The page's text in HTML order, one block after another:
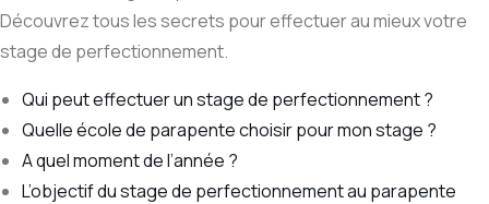
Découvrez tous les secrets pour effectuer au mieux votre
stage de perfectionnement.
Qui peut effectuer un stage de perfectionnement ?
Quelle école de parapente choisir pour mon stage ?
A quel moment de l’année ?
L’objectif du stage de perfectionnement au parapente